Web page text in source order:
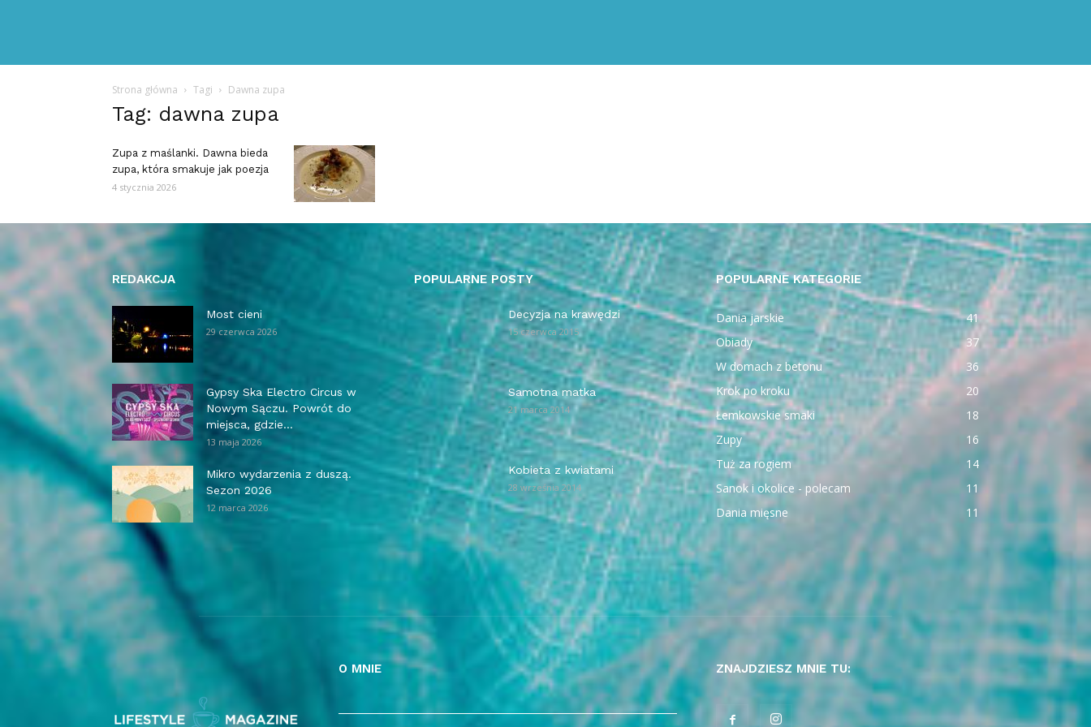
Strona główna Tagi Dawna zupa
Tag: dawna zupa
Zupa z maślanki. Dawna bieda
zupa, która smakuje jak poezja
4 stycznia 2026
REDAKCJA
Most cieni
29 czerwca 2026
Gypsy Ska Electro Circus w
Nowym Sączu. Powrót do
miejsca, gdzie...
13 maja 2026
Mikro wydarzenia z duszą.
Sezon 2026
12 marca 2026
POPULARNE POSTY
Decyzja na krawędzi
15 czerwca 2015
Samotna matka
21 marca 2014
Kobieta z kwiatami
28 września 2014
POPULARNE KATEGORIE
Dania jarskie
41
Obiady
37
W domach z betonu
36
Krok po kroku
20
Łemkowskie smaki
18
Zupy
16
Tuż za rogiem
14
Sanok i okolice - polecam
11
Dania mięsne
11
O MNIE ZNAJDZIESZ MNIE TU: